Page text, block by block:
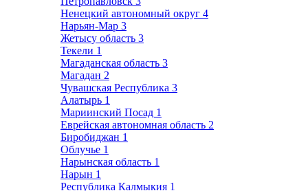
Ненецкий автономный округ 4
Нарьян-Мар 3
Жетысу область 3
Текели 1
Магаданская область 3
Магадан 2
Чувашская Республика 3
Алатырь 1
Мариинский Посад 1
Еврейская автономная область 2
Биробиджан 1
Облучье 1
Нарынская область 1
Нарын 1
Республика Калмыкия 1